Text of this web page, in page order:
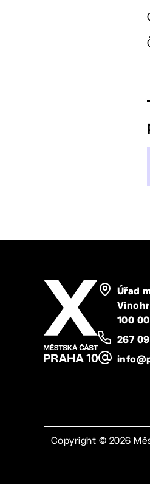
Úřad
100
267
Copyright © 2026